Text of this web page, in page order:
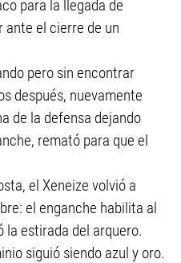
para la llegada de
ante el cierre de un
pero sin encontrar
después, nuevamente
de la defensa dejando
remató para que el
el Xeneize volvió a
el enganche habilita al
la estirada del arquero.
siguió siendo azul y oro.